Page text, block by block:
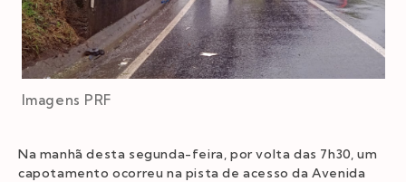
Imagens PRF
Na manhã desta segunda-feira, por volta das 7h30, um
capotamento ocorreu na pista de acesso da Avenida